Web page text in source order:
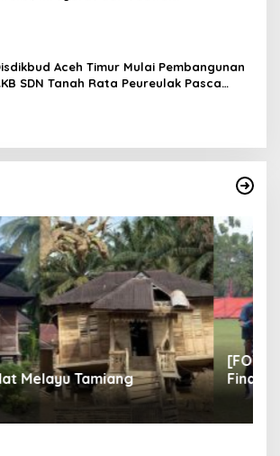
Aceh Timur Mulai Pembangunan
SDN Tanah Rata Peureulak Pasca
Muda FC Lolos ke Perempat